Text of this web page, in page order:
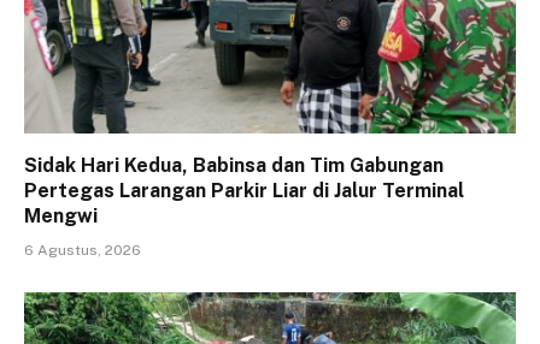
Sidak Hari Kedua, Babinsa dan Tim Gabungan
Pertegas Larangan Parkir Liar di Jalur Terminal
Mengwi
6 Agustus, 2026